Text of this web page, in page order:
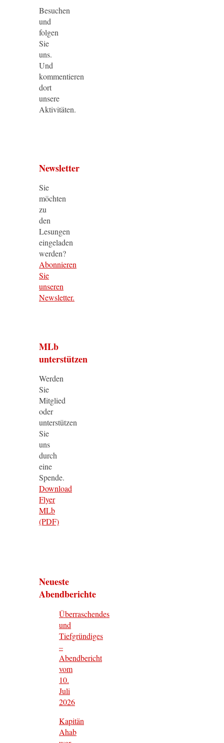
Besuchen
und
folgen
Sie
uns.
Und
kommentieren
dort
unsere
Aktivitäten.
Newsletter
Sie
möchten
zu
den
Lesungen
eingeladen
werden?
Abonnieren
Sie
unseren
Newsletter.
MLb
unterstützen
Werden
Sie
Mitglied
oder
unterstützen
Sie
uns
durch
eine
Spende.
Download
Flyer
MLb
(PDF)
Neueste
Abendberichte
Überraschendes
und
Tiefgründiges
–
Abendbericht
vom
10.
Juli
2026
Kapitän
Ahab